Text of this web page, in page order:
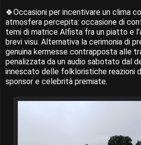
🍀Occasioni per incentivare un clima
atmosfera percepita: occasione di
temi di matrice Alfista fra un piatto e
brevi visu. Alternativa la cerimonia di
genuina kermesse contrapposta alle
penalizzata da un audio sabotato dal
innescato delle folkloristiche reazioni
sponsor e celebrità premiate.